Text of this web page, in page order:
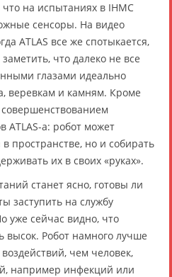
на испытаниях в IHMC
сенсоры. На видео
ATLAS все же спотыкается,
что далеко не все
глазами идеально
веревкам и камням. Кроме
совершенствованием
ATLAS-а: робот может
пространстве, но и собирать
их в своих «руках».
станет ясно, готовы ли
заступить на службу
уже сейчас видно, что
высок. Робот намного лучше
чем человек,
например инфекций или